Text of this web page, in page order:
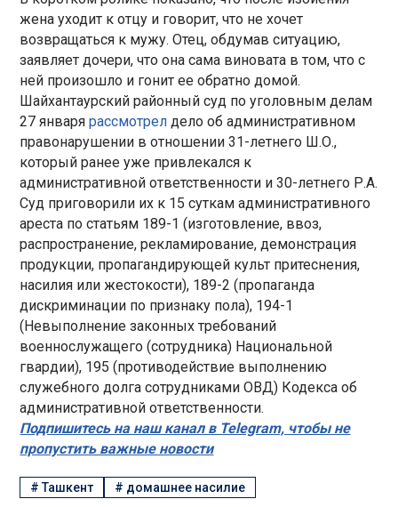
жена уходит к отцу и говорит, что не хочет
возвращаться к мужу. Отец, обдумав ситуацию,
заявляет дочери, что она сама виновата в том, что с
ней произошло и гонит ее обратно домой.
Шайхантаурский районный суд по уголовным делам
27 январярассмотрелдело об административном
правонарушении в отношении 31-летнего Ш.О.,
который ранее уже привлекался к
административной ответственности и 30-летнего Р.А.
Суд приговорили их к 15 суткам административного
ареста по статьям 189-1 (изготовление, ввоз,
распространение, рекламирование, демонстрация
продукции, пропагандирующей культ притеснения,
насилия или жестокости), 189-2 (пропаганда
дискриминации по признаку пола), 194-1
(Невыполнение законных требований
военнослужащего (сотрудника) Национальной
гвардии), 195 (противодействие выполнению
служебного долга сотрудниками ОВД) Кодекса об
административной ответственности.
Подпишитесь на наш канал в Telegram, чтобы не
пропустить важные новости
#Ташкент # домашнее насилие